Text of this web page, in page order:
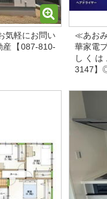
気軽にお問い
【087-810-
≪あお
華家電
しく
3147】